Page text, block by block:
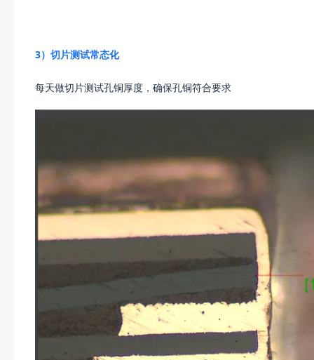
3）切片测试常态化
每天做切片测试孔铜厚度，确保孔铜符合要求